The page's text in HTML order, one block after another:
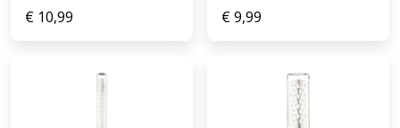
€ 10,99 €9,99